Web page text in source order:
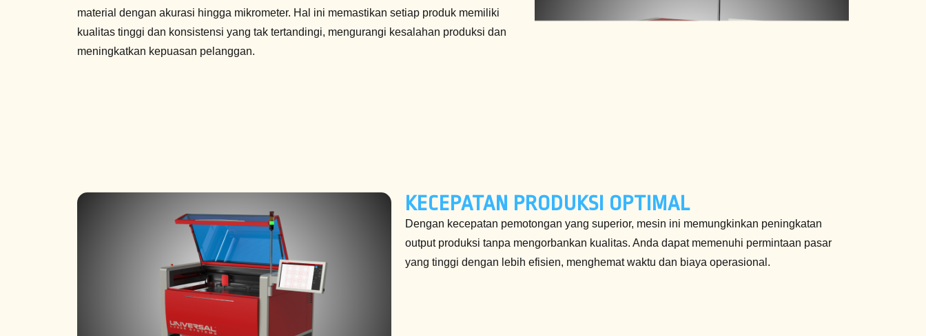
material dengan akurasi hingga mikrometer. Hal ini memastikan setiap produk memiliki
kualitas tinggi dan konsistensi yang tak tertandingi, mengurangi kesalahan produksi dan
meningkatkan kepuasan pelanggan.
KECEPATAN PRODUKSI OPTIMAL
Dengan kecepatan pemotongan yang superior, mesin ini memungkinkan peningkatan
output produksi tanpa mengorbankan kualitas. Anda dapat memenuhi permintaan pasar
yang tinggi dengan lebih efisien, menghemat waktu dan biaya operasional.